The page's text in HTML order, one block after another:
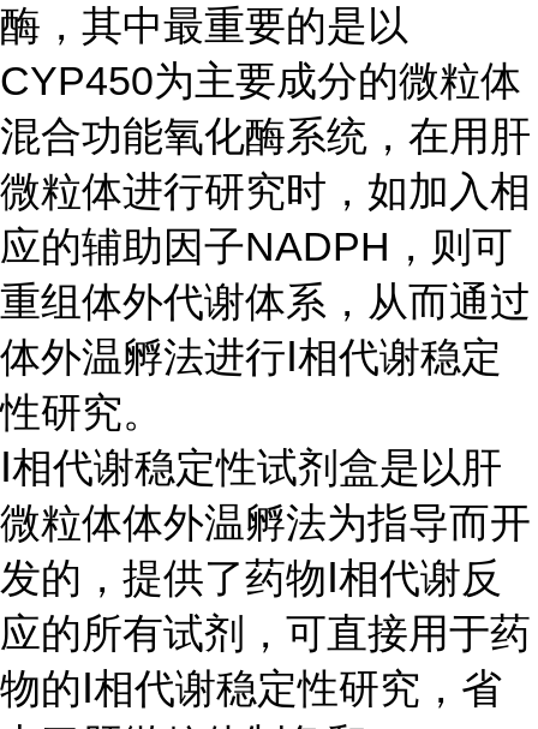
酶，其中最重要的是以
CYP450为主要成分的微粒体
混合功能氧化酶系统，在用肝
微粒体进行研究时，如加入相
应的辅助因子NADPH ，则可
重组体外代谢体系，从而通过
体外温孵法进行Ⅰ相代谢稳定
性研究。
Ⅰ相代谢稳定性试剂盒是以肝
微粒体体外温孵法为指导而开
发的， 提供了药物Ⅰ相代谢反
应的所有试剂， 可直接用于药
物的Ⅰ相代谢稳定性研究，省